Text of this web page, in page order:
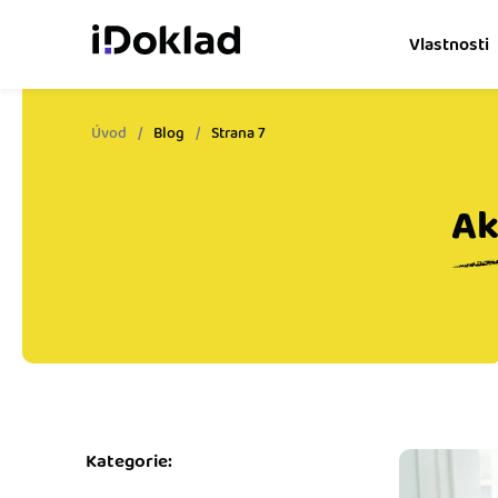
Vlastnosti
Správa kontaktů
Získejte kontrolu nad
obchodními kontakty.
Vyměňte počítání za
Dejte účetní to, co
přístup k vašim
Úvod Blog Strana 7
Kategorie: